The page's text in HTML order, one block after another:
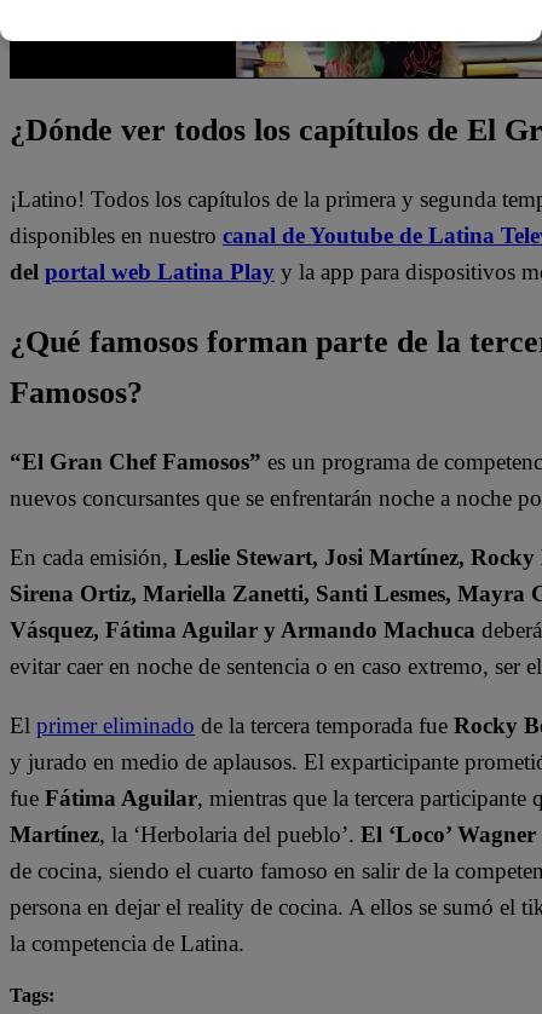
¿Dónde ver todos los capítulos de El
¡Latino! Todos los capítulos de la primera y segunda
disponibles en nuestro canal de Youtube de Latina
del portal web Latina Play y la app para dispositivos
¿Qué famosos forman parte de la
Famosos?
“El Gran Chef Famosos” es un programa de
nuevos concursantes que se enfrentarán noche a noche
En cada emisión, Leslie Stewart, Josi Martínez, Rocky
Sirena Ortiz, Mariella Zanetti, Santi Lesmes, Mayra
Vásquez, Fátima Aguilar y Armando Machuca
evitar caer en noche de sentencia o en caso extremo, ser
El primer eliminado de la tercera temporada fue Rocky
y jurado en medio de aplausos. El exparticipante
fue Fátima Aguilar, mientras que la tercera
Martínez, la ‘Herbolaria del pueblo’. El ‘Loco’ Wagner
de cocina, siendo el cuarto famoso en salir de la
persona en dejar el reality de cocina. A ellos se sumó el
la competencia de Latina.
Tags: